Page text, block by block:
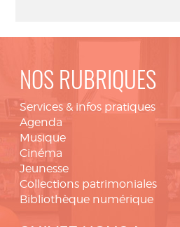
NOS RUBRIQUES
Services & infos pratiques
Agenda
Musique
Cinéma
Jeunesse
Collections patrimoniales
Bibliothèque numérique